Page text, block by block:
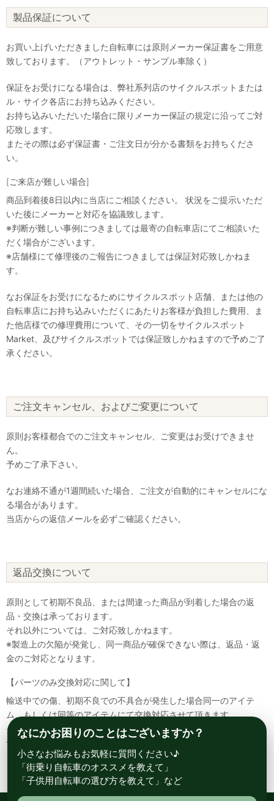
製品保証について
お買い上げいただきました自転車には原則メーカー保証書をご用意
致しております。（アウトレット・サンプル車除く）
保証をお受けになる場合は、弊社系列店のサイクルスポットまたは
ル・サイク各店にお持ち込みください。
お持ち込みいただいた場合に限りメーカー保証の規定に沿ってご対
応致します。
またその際は必ず保証書・ご注文日が分かる書類をお持ちくださ
い。
[ご来店が難しい場合]
商品到着後8日以内に当店にご相談ください。 状況をご提示いただ
いた後にメーカーと対応を協議致します。
※判断が難しい事例につきましては最寄の自転車店にてご相談いた
だく場合がございます。
※店舗様にて修理後のご報告につきましては保証対応致しかねま
す。
なお保証をお受けになるためにサイクルスポット店舗、または他の
自転車店にお持ち込みいただくにあたりお客様が負担した費用、ま
た他店様での修理費用について、その一切をサイクルスポット
Market、及びサイクルスポットでは保証致しかねますので予めご了
承ください。
ご注文キャンセル、およびご変更について
原則お客様都合でのご注文キャンセル、ご変更はお受けできませ
ん。
予めご了承下さい。
なお連絡不通が1週間続いた場合、ご注文が自動的にキャンセルにな
る場合があります。
当店からの返信メールを必ずご確認ください。
返品交換について
原則として初期不良品、または間違った商品が到着した場合の返
品・交換は承っております。
それ以外については、ご対応致しかねます。
※製造上の欠陥が発覚し、同一商品が確保できない際は、返品・返
金のご対応となります。
【パーツのみ交換対応に関して】
輸送中での傷、初期不良での不具合が発生した場合同一のアイテ
ム、もしくは同等のアイテムにて交換対応させて頂きます。
その場合該当部品を着払いにて返送して頂く必要が御座いますので
予めご了承ください。
なにかお困りのことはございますか？
小さなお悩みもお気軽に質問ください♪
「街乗り自転車のオススメを教えて」
「子供用自転車の選び方を教えて」など